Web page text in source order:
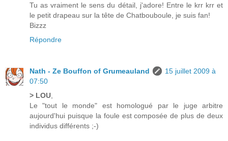
Tu as vraiment le sens du détail, j'adore! Entre le krr krr et
le petit drapeau sur la tête de Chatbouboule, je suis fan!
Bizzz
Répondre
Nath - Ze Bouffon of Grumeauland
15 juillet 2009 à
07:50
> LOU
Le "tout le monde" est homologué par le juge arbitre
aujourd'hui puisque la foule est composée de plus de deux
individus différents ;-)